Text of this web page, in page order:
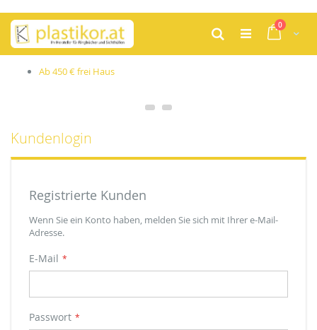
Zum
Inhalt
springen
Cart
0Artikel
Suche
Ab 450 € frei Haus
Kundenlogin
Registrierte Kunden
Wenn Sie ein Konto haben, melden Sie sich mit Ihrer e-Mail-
Adresse.
E-Mail
Passwort